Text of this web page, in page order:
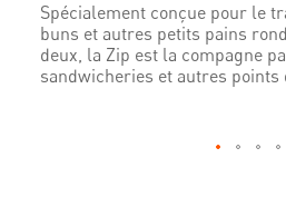
Spécialement conçue pour le
buns et autres petits pains
deux, la Zip est la compagne
sandwicheries et autres points